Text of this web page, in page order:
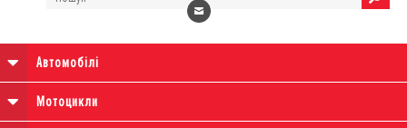
Автомобілі
Мотоцикли